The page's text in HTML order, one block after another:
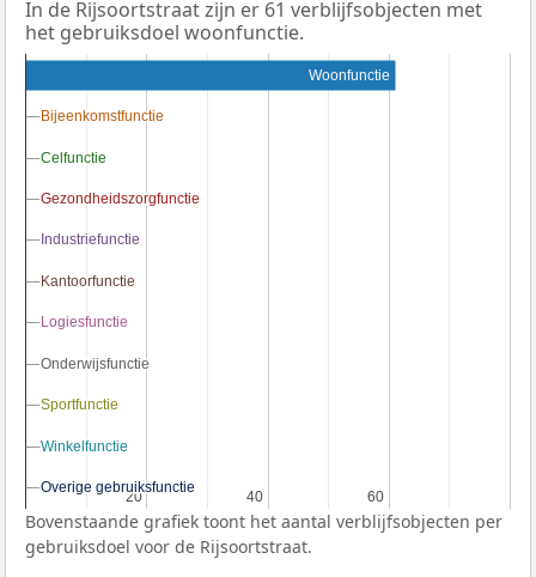
In de Rijsoortstraat zijn er 61 verblijfsobjecten met
het gebruiksdoel woonfunctie.
20
20 40
40 60
60
Woonfunctie
Bijeenkomstfunctie
Bijeenkomstfunctie
Celfunctie
Celfunctie
Gezondheidszorgfunctie
Gezondheidszorgfunctie
Industriefunctie
Industriefunctie
Kantoorfunctie
Kantoorfunctie
Logiesfunctie
Logiesfunctie
Onderwijsfunctie
Onderwijsfunctie
Sportfunctie
Sportfunctie
Winkelfunctie
Winkelfunctie
Overige gebruiksfunctie
Overige gebruiksfunctie
Bovenstaande grafiek toont het aantal verblijfsobjecten per
gebruiksdoel voor de Rijsoortstraat.